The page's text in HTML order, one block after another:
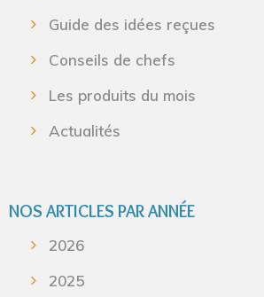
Guide des idées reçues
Conseils de chefs
Les produits du mois
Actualités
NOS ARTICLES PAR ANNÉE
2026
2025